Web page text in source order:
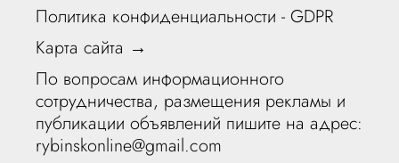
Политика конфиденциальности - GDPR
Карта сайта →
По вопросам информационного
сотрудничества, размещения рекламы и
публикации объявлений пишите на адрес:
rybinskonline@gmail.com